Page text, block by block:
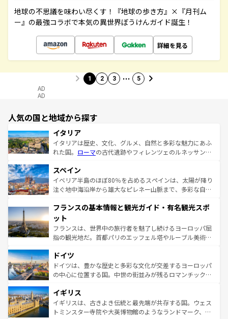
地球の不思議を味わい尽くす！『地球の歩き方』×『月刊ム
ー』の最強コラボで本気の異世界ぼうけんガイド誕生！
詳細を見る
1 2 3 … 5
AD
AD
人気の国と地域から探す
イタリア
イタリアは歴史、文化、グルメ、自然と多彩な魅力にあふ
れた国。 ローマの古代遺跡やフィレンツェのルネッサンス
ろん、トスカーナの美しい田園風景やアマルフィ海岸の絶
景など、自然景観も見逃せない。観光の合間には、本場の
ピザやパスタなど、絶品のイタリア料理を堪能することも
ませてくれるイタリアで、忘れられない旅をしてみよう！
なお、新着のイタリア情報は
しい。
スペイン
イベリア半島のほぼ80％を占めるスペインは、太陽が降り
注ぐ地中海沿岸から雄大なピレネー山脈まで、多彩な自然
文化が根付くこの国では、情熱的なフラメンコ、熱気あふ
れる闘牛、そして美味しいタパスが生活の一部となってい
る。首都マドリードの洗練された雰囲気や、バルセロナの
アートに溢れた街角から、地方では古代ローマ遺跡や中世
せる。地方によって風土や気候が異なるスペインはその個
性で訪れる人を魅了する。 なお、新着のスペイン情報は コ
ンテンツ一覧を参照してほしい。
フランスの基本情報と観光ガイド・有名観光スポ
ット
フランスは、世界中の旅行者を魅了し続けるヨーロッパ屈
指の観光地だ。首都パリのエッフェル塔やルーブル美術館
で、幅広い魅力が詰まっている。華麗な宮殿、歴史的な大
聖堂、美しいビーチ、そして豊かな自然が、訪れる者を心
から魅了する。また、フランスは美食の国としても知ら
いる。シャンパンの発祥地であるランス、プロヴァンスの
香り高いラベンダー畑など、多彩な楽しみ方が可能だ。さ
らに、パリ以外の地域にも魅力が溢れており、どの街角に
ドイツ
ドイツは、豊かな歴史と多彩な文化が交差するヨーロッパ
の中心に位置する国。中世の街並みが残るロマンチック街
顔を持つこの国は、どこを歩いても飽きることがない。ベ
ルリンの文化的活気、バイエルン州のアルプスの絶景、そ
してライン川沿いのワイン畑といった風景は必見。ビール
イギリス
イギリスは、古きよき伝統と最先端が共存する国。ウェス
トミンスター寺院や大英博物館のようなランドマーク、歴